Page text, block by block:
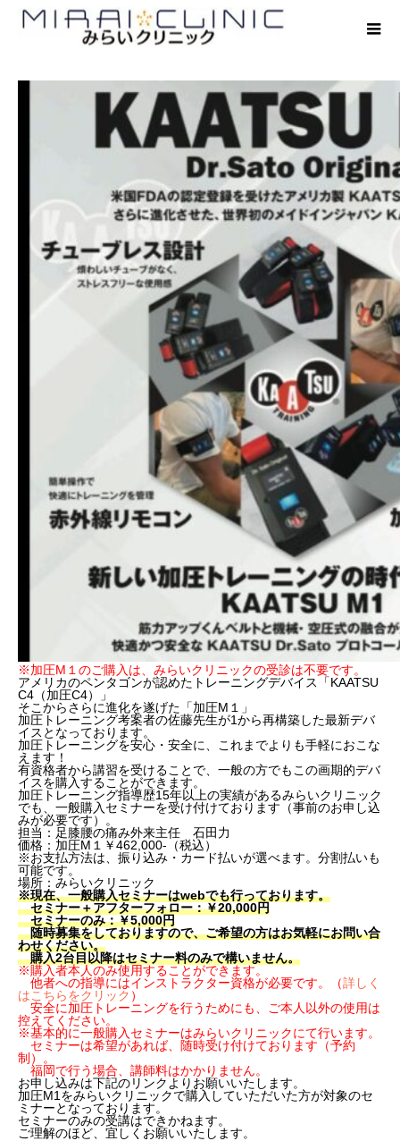
※加圧M１のご購入は、みらいクリニックの受診は不要です。
アメリカのペンタゴンが認めたトレーニングデバイス「KAATSU
C4（加圧C4）」
そこからさらに進化を遂げた「加圧M１」
加圧トレーニング考案者の佐藤先生が1から再構築した最新デバ
イスとなっております。
加圧トレーニングを安心・安全に、これまでよりも手軽におこな
えます！
有資格者から講習を受けることで、一般の方でもこの画期的デバ
イスを購入することができます。
加圧トレーニング指導歴15年以上の実績があるみらいクリニック
でも、一般購入セミナーを受け付けております（事前のお申し込
みが必要です）。
担当：足膝腰の痛み外来主任 石田力
価格：加圧M１￥462,000-（税込）
※お支払方法は、振り込み・カード払いが選べます。分割払いも
可能です。
場所：みらいクリニック
※現在、一般購入セミナーはwebでも行っております。
セミナー＋アフターフォロー：￥20,000円
セミナーのみ：￥5,000円
随時募集をしておりますので、ご希望の方はお気軽にお問い合
わせください。
購入2台目以降はセミナー料のみで構いません。
※購入者本人のみ使用することができます。
他者への指導にはインストラクター資格が必要です。（詳しく
はこちらをクリック ）
安全に加圧トレーニングを行うためにも、ご本人以外の使用は
控えてください。
※基本的に一般購入セミナーはみらいクリニックにて行います。
セミナーは希望があれば、随時受け付けております（予約
制）。
福岡で行う場合、講師料はかかりません。
お申し込みは下記のリンクよりお願いいたします。
加圧M1をみらいクリニックで購入していただいた方が対象のセ
ミナーとなっております。
セミナーのみの受講はできかねます。
ご理解のほど、宜しくお願いいたします。